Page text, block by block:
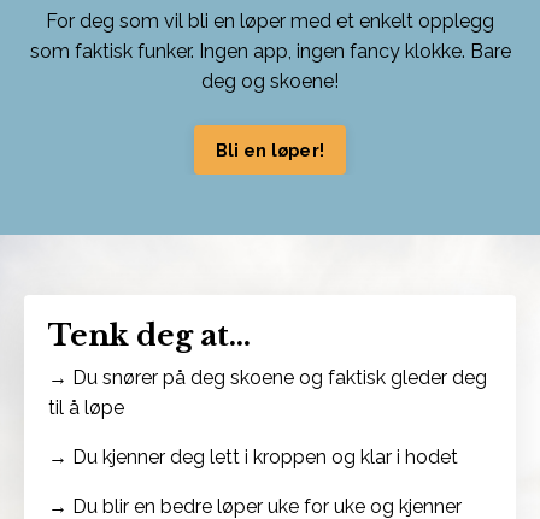
For deg som vil bli en løper med et enkelt opplegg
som faktisk funker. Ingen app, ingen fancy klokke. Bare
deg og skoene!
Bli en løper!
Tenk deg at...
→ Du snører på deg skoene og faktisk gleder deg
til å løpe
→ Du kjenner deg lett i kroppen og klar i hodet
→ Du blir en bedre løper uke for uke og kjenner